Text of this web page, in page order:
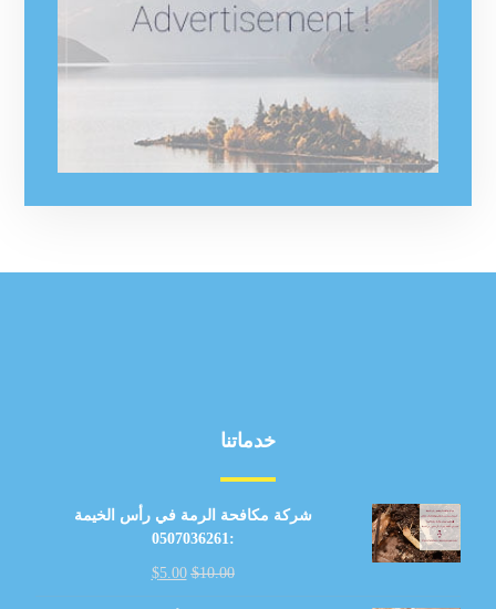
خدماتنا
شركة مكافحة الرمة في رأس الخيمة
:0507036261
$10.00
$5.00